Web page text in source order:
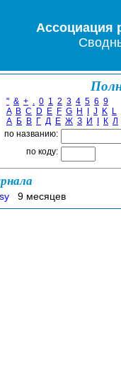
Ассоциация
" & + . 0 1 2 3 4 5 6 9
A B C D E F G H J K L
А Б В Г Д Е Ж З И К Л
по названию:
по коду:
9 месяцев